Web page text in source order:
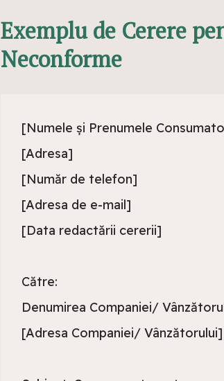
Exemplu de Cerere
Neconforme
[Numele și Prenumele
[Adresa]
[Număr de telefon]
[Adresa de e-mail]
[Data redactării cererii]
Către:
Denumirea Companiei/
[Adresa Companiei/ Vânzătorului]